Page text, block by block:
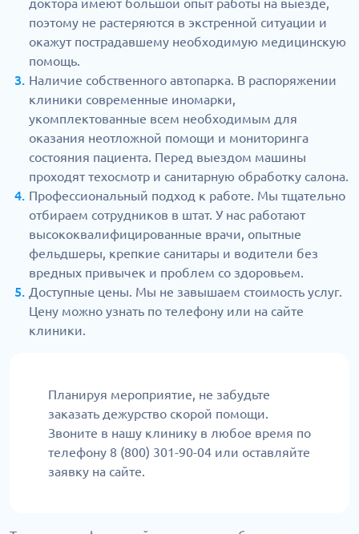
доктора имеют большой опыт работы на выезде,
поэтому не растеряются в экстренной ситуации и
окажут пострадавшему необходимую медицинскую
помощь.
Наличие собственного автопарка. В распоряжении
клиники современные иномарки,
укомплектованные всем необходимым для
оказания неотложной помощи и мониторинга
состояния пациента. Перед выездом машины
проходят техосмотр и санитарную обработку салона.
Профессиональный подход к работе. Мы тщательно
отбираем сотрудников в штат. У нас работают
высококвалифицированные врачи, опытные
фельдшеры, крепкие санитары и водители без
вредных привычек и проблем со здоровьем.
Доступные цены. Мы не завышаем стоимость услуг.
Цену можно узнать по телефону или на сайте
клиники.
Планируя мероприятие, не забудьте
заказать дежурство скорой помощи.
Звоните в нашу клинику в любое время по
телефону 8 (800) 301-90-04 или оставляйте
заявку на сайте.